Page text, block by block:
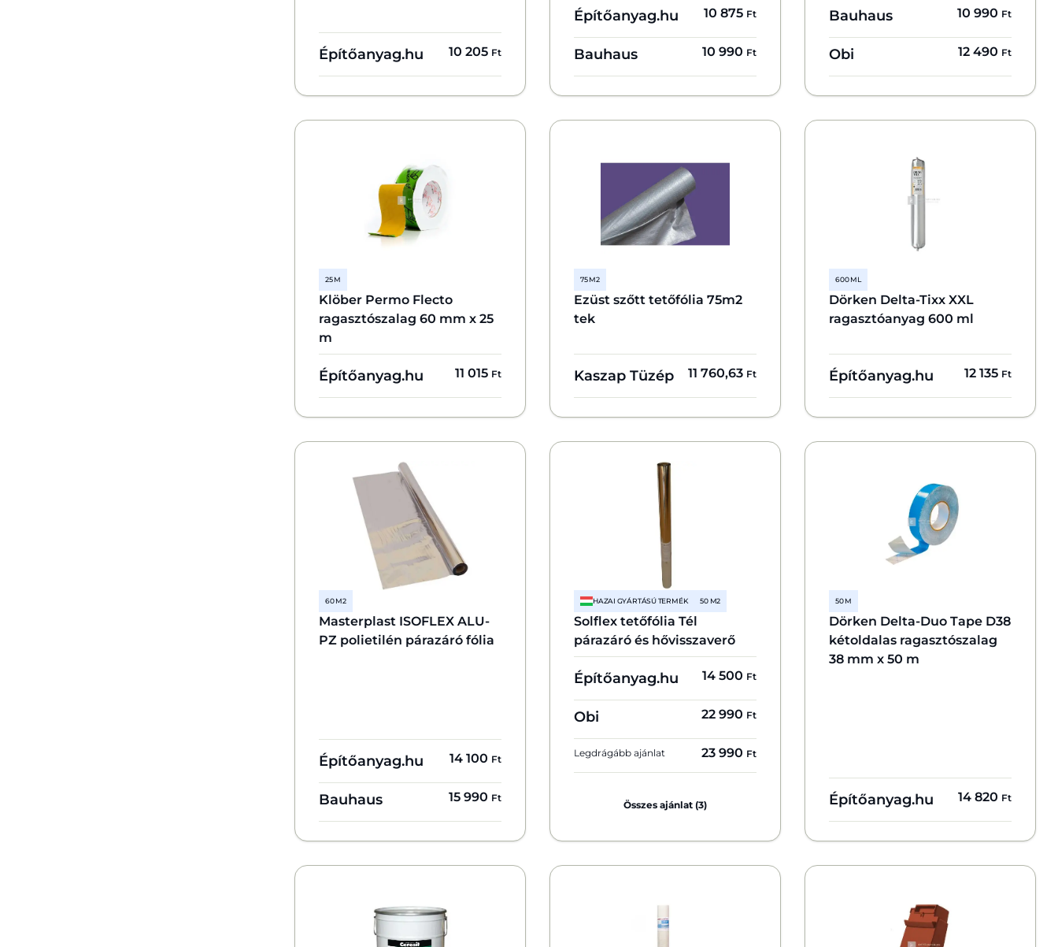
Építőanyag.hu 10 205 Ft
Építőanyag.hu 10 875 Ft
Bauhaus 10 990 Ft
Bauhaus 10 990 Ft
Obi 12 490 Ft
25 M
Klöber Permo Flecto
ragasztószalag 60 mm x 25
m
Építőanyag.hu 11 015 Ft
75 M2
Ezüst szőtt tetőfólia 75m2
tek
Kaszap Tüzép 11 760,63 Ft
600 ML
Dörken Delta-Tixx XXL
ragasztóanyag 600 ml
Építőanyag.hu 12 135 Ft
60 M2
Masterplast ISOFLEX ALU-
PZ polietilén párazáró fólia
Építőanyag.hu 14 100 Ft
Bauhaus 15 990 Ft
HAZAI GYÁRTÁSÚ TERMÉK 50 M2
Solflex tetőfólia Tél
párazáró és hővisszaverő
Építőanyag.hu 14 500 Ft
Obi 22 990 Ft
Legdrágább ajánlat 23 990 Ft
Összes ajánlat (3)
50 M
Dörken Delta-Duo Tape D38
kétoldalas ragasztószalag
38 mm x 50 m
Építőanyag.hu 14 820 Ft